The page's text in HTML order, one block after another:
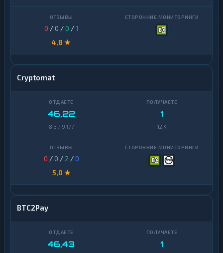
0 / 0 /0 /1
4,8 ★
Cryptomat
46,22
8,3 / 9 177
1
12 K
0 / 0 / 2 /0
5,0 ★
BTC2Pay
46,43 1